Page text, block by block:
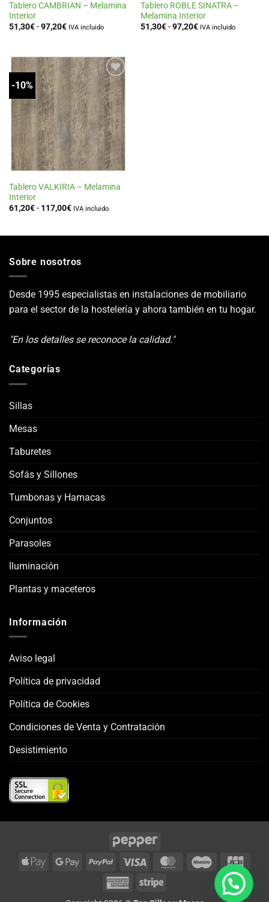
Tablero CAMBRIAN – Melamina
Interior
51,30€ - 97,20€Rango
51,30€
hasta
97,20€
IVA incluido
Tablero ROBLE SINATRA –
Melamina Interior
51,30€ - 97,20€Rango
IVA incluido
-10%
Añadir
a la
lista
de
deseos
Tablero VALKIRIA – Melamina
Interior
61,20€ - 117,00€Rango
61,20€
IVA incluido
Sobre nosotros
Desde 1995 especialistas en instalaciones de mobiliario
para el sector de la hostelería y ahora también en tu hogar.
"En los detalles se reconoce la calidad."
Categorías
Sillas
Mesas
Taburetes
Sofás y Sillones
Tumbonas y Hamacas
Conjuntos
Parasoles
Iluminación
Plantas y maceteros
Información
Aviso legal
Política de privacidad
Política de Cookies
Condiciones de Venta y Contratación
Desistimiento
Apple
Google
PayPal Visa MasterCardMaestro
AmericanStripe